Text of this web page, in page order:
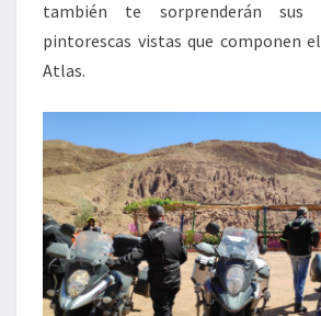
también te sorprenderán sus
pintorescas vistas que componen
Atlas.